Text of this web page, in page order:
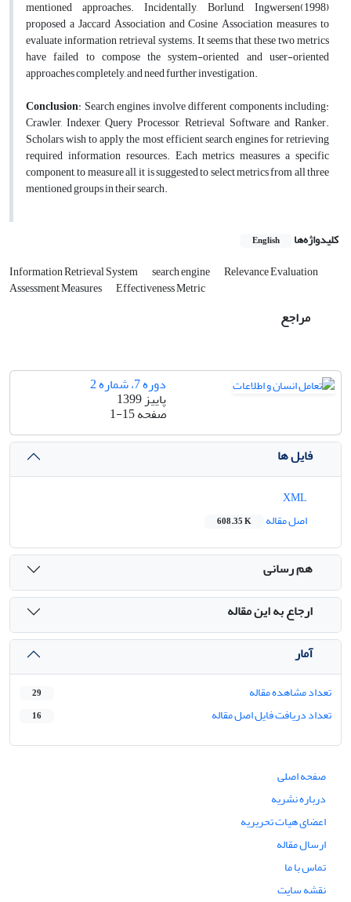
mentioned approaches. Incidentally, Borlund, Ingwersen(1998)
proposed a Jaccard Association and Cosine Association measures to
evaluate information retrieval systems. It seems that these two metrics
have failed to compose the system-oriented and user-oriented
approaches completely, and need further investigation.
Conclusion: Search engines involve different components including:
Crawler, Indexer, Query Processor, Retrieval Software, and Ranker.
Scholars wish to apply the most efficient search engines for retrieving
required information resources. Each metrics measures a specific
component, to measure all, it is suggested to select metrics from all three
mentioned groups in their search.
کلیدواژه‌ها English
Information Retrieval System search engine Relevance Evaluation
Assessment Measures Effectiveness Metric
مراجع
دوره 7، شماره 2
پاییز 1399
صفحه1-15
فایل ها
اصل مقاله
608.35 K
هم رسانی
ارجاع به این مقاله
آمار
تعداد مشاهده مقاله 29
تعداد دریافت فایل اصل مقاله 16
صفحه اصلی
درباره نشریه
اعضای هیات تحریریه
ارسال مقاله
تماس با ما
نقشه سایت